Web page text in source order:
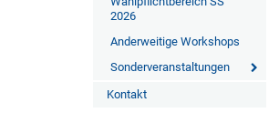
2026
Anderweitige Workshops
Sonderveranstaltungen
Kontakt